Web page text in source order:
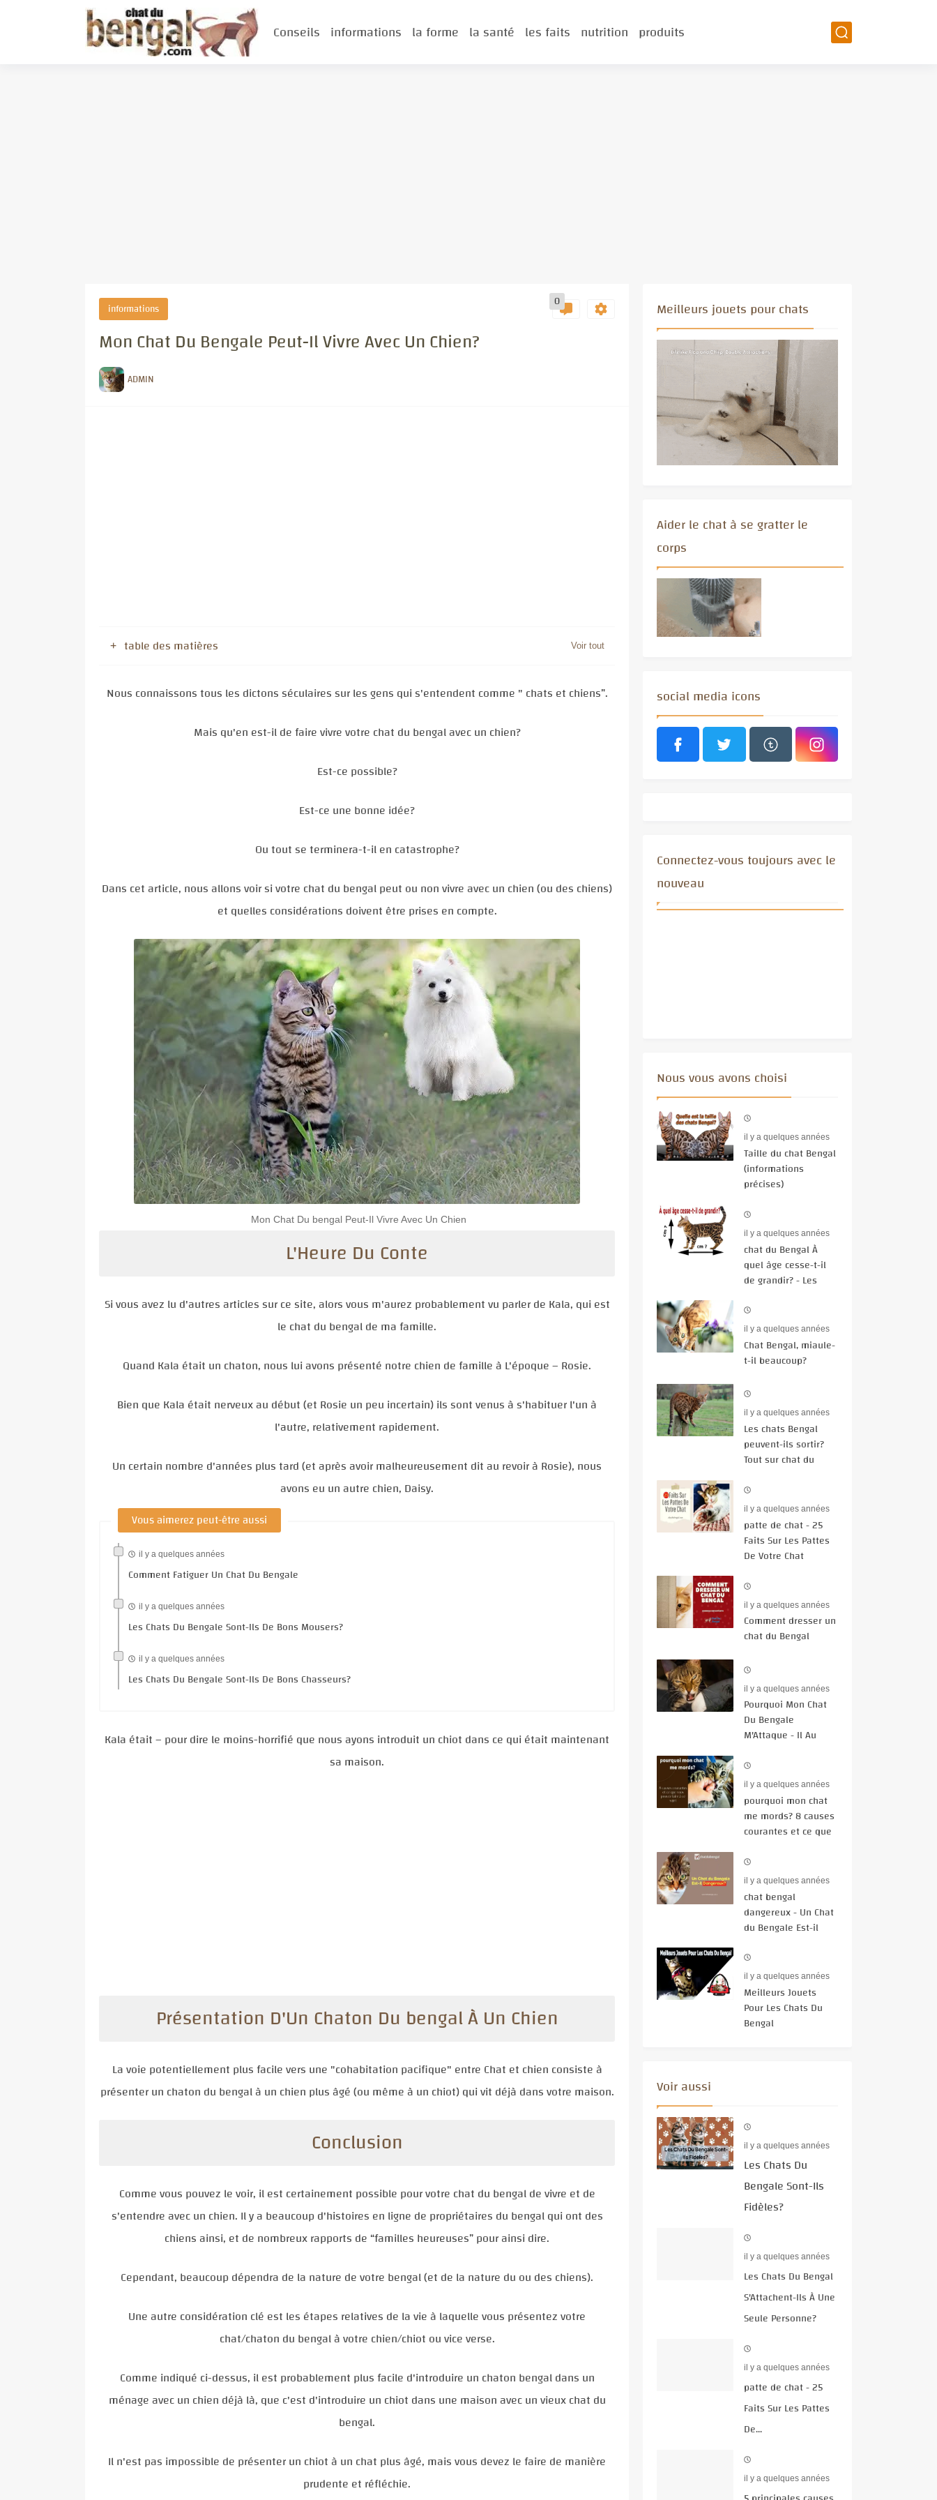
Conseils informations la forme la santé les faits nutrition produits
informations 0
Mon Chat Du Bengale Peut-Il Vivre Avec Un Chien?
ADMIN
table des matières
Nous connaissons tous les dictons séculaires sur les gens qui s'entendent comme " chats et chiens”.
Mais qu'en est-il de faire vivre votre chat du bengal avec un chien?
Est-ce possible?
Est-ce une bonne idée?
Ou tout se terminera-t-il en catastrophe?
Dans cet article, nous allons voir si votre chat du bengal peut ou non vivre avec un chien (ou des chiens)
et quelles considérations doivent être prises en compte.
Mon Chat Du bengal Peut-Il Vivre Avec Un Chien
L'Heure Du Conte
Si vous avez lu d'autres articles sur ce site, alors vous m'aurez probablement vu parler de Kala, qui est
le chat du bengal de ma famille.
Quand Kala était un chaton, nous lui avons présenté notre chien de famille à L'époque – Rosie.
Bien que Kala était nerveux au début (et Rosie un peu incertain) ils sont venus à s'habituer l'un à
l'autre, relativement rapidement.
Un certain nombre d'années plus tard (et après avoir malheureusement dit au revoir à Rosie), nous
avons eu un autre chien, Daisy.
Vous aimerez peut-être aussi
il y a quelques années
Comment Fatiguer Un Chat Du Bengale
il y a quelques années
Les Chats Du Bengale Sont-Ils De Bons Mousers?
il y a quelques années
Les Chats Du Bengale Sont-Ils De Bons Chasseurs?
Kala était – pour dire le moins-horrifié que nous ayons introduit un chiot dans ce qui était maintenant
sa maison.
Présentation D'Un Chaton Du bengal À Un Chien
La voie potentiellement plus facile vers une "cohabitation pacifique" entre Chat et chien consiste à
présenterun chaton du bengalà un chien plus âgé (ou même à un chiot) qui vit déjà dans votre maison.
Conclusion
Comme vous pouvez le voir, il est certainement possible pour votre chat du bengal de vivre et de
s'entendre avec un chien. Il y a beaucoup d'histoires en ligne de propriétaires du bengal qui ont des
chiens ainsi, et de nombreux rapports de “familles heureuses” pour ainsi dire.
Cependant, beaucoup dépendra de la nature de votre bengal (et de la nature du ou des chiens).
Une autre considération clé est les étapes relatives de la vie à laquelle vous présentez votre
chat/chaton du bengal à votre chien/chiot ou vice verse.
Comme indiqué ci-dessus, il est probablement plus facile d'introduire un chaton bengal dans un
ménage avec un chien déjà là, que c'est d'introduire un chiot dans une maison avec un vieux chat du
bengal.
Il n'est pas impossible de présenter un chiot à un chat plus âgé, mais vous devez le faire de manière
prudente et réfléchie.
Meilleurs jouets pour chats
Aider le chat à se gratter le
corps
social media icons
Connectez-vous toujours avec le
nouveau
Nous vous avons choisi
il y a quelques années
Taille du chat Bengal
(informations
précises)
il y a quelques années
chat du Bengal À
quel âge cesse-t-il
de grandir? - Les
il y a quelques années
Chat Bengal, miaule-
t-il beaucoup?
il y a quelques années
Les chats Bengal
peuvent-ils sortir?
Tout sur chat du
il y a quelques années
patte de chat - 25
Faits Sur Les Pattes
De Votre Chat
il y a quelques années
Comment dresser un
chat du Bengal
il y a quelques années
Pourquoi Mon Chat
Du Bengale
M'Attaque - Il Au
il y a quelques années
pourquoi mon chat
me mords? 8 causes
courantes et ce que
ce sujet
il y a quelques années
chat bengal
dangereux - Un Chat
du Bengale Est-il
il y a quelques années
Meilleurs Jouets
Pour Les Chats Du
Bengal
Voir aussi
il y a quelques années
Les Chats Du
Bengale Sont-Ils
Fidèles?
il y a quelques années
Les Chats Du Bengal
S'Attachent-Ils À Une
Seule Personne?
il y a quelques années
patte de chat - 25
Faits Sur Les Pattes
De...
il y a quelques années